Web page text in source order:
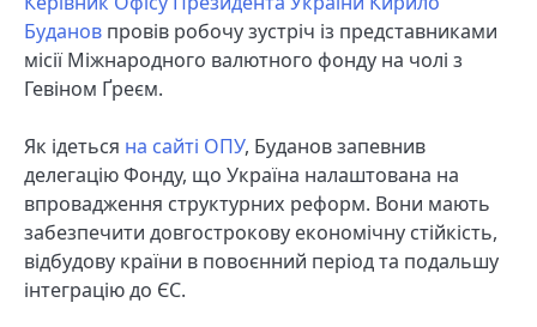
Буданов провів робочу зустріч із представниками
місії Міжнародного валютного фонду на чолі з
Гевіном Ґреєм.
Як ідеться на сайті ОПУ, Буданов запевнив
делегацію Фонду, що Україна налаштована на
впровадження структурних реформ. Вони мають
забезпечити довгострокову економічну стійкість,
відбудову країни в повоєнний період та подальшу
інтеграцію до ЄС.